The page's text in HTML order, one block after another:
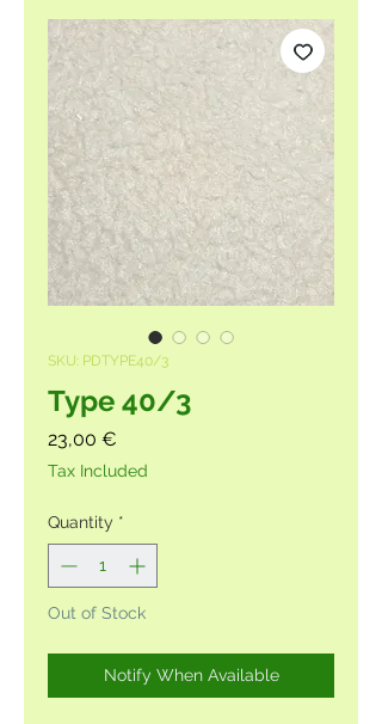
SKU: PDTYPE40/3
Type 40/3
23,00 €
Tax Included
Quantity *
Out of Stock
Notify When Available